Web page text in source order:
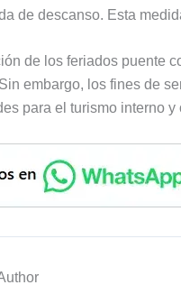
de descanso. Esta
de los feriados puente
embargo, los fines de
para el turismo interno